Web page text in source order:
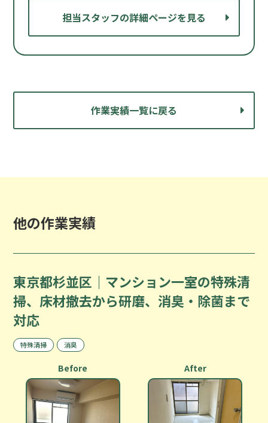
担当スタッフの詳細ページを見る
作業実績一覧に戻る
他の作業実績
東京都杉並区｜マンション一室の特殊清
掃、床材撤去から研磨、消臭・除菌まで
対応
特殊清掃 消臭
Before After